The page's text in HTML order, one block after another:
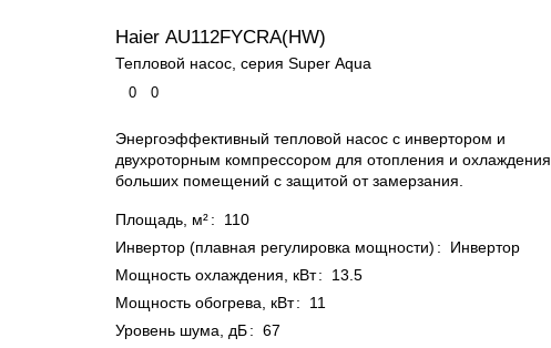
Haier AU112FYCRA(HW)
Тепловой насос, серия Super Aqua
0 0
Энергоэффективный тепловой насос с инвертором и
двухроторным компрессором для отопления и охлаждения
больших помещений с защитой от замерзания.
Площадь, м²:
110
Инвертор (плавная регулировка мощности) :
Инвертор
Мощность охлаждения, кВт:
13.5
Мощность обогрева, кВт:
11
Уровень шума, дБ: 67